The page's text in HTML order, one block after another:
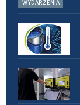
WYDARZENIA